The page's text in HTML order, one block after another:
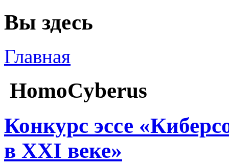
Вы здесь
Главная
HomoCyberus
Конкурс эссе
в XXI веке»